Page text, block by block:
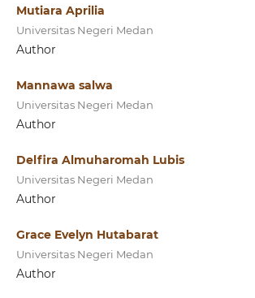
Mutiara Aprilia
Universitas Negeri Medan
Author
Mannawa salwa
Universitas Negeri Medan
Author
Delfira Almuharomah Lubis
Universitas Negeri Medan
Author
Grace Evelyn Hutabarat
Universitas Negeri Medan
Author